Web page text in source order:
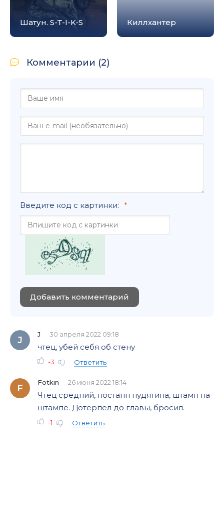
Шатун. S-T-I-K-S Киллхантер
Комментарии (2)
Введите код с картинки:
Добавить комментарий
J
J 30 апреля 2022 09:18
чтец, убей себя об стену
-3 Ответить
F
Fotkin 26 июня 2022 18:14
Чтец средний, постапп нудятина, штамп на
штампе. Дотерпел до главы, бросил.
-1 Ответить